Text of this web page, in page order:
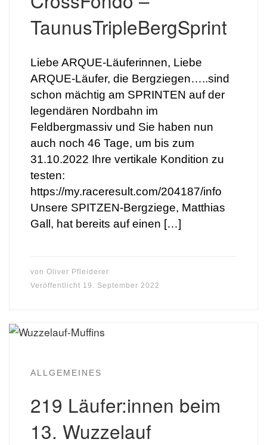
TaunusTripleBergSprint
Liebe ARQUE-Läuferinnen, Liebe
ARQUE-Läufer, die Bergziegen…..sind
schon mächtig am SPRINTEN auf der
legendären Nordbahn im
Feldbergmassiv und Sie haben nun
auch noch 46 Tage, um bis zum
31.10.2022 Ihre vertikale Kondition zu
testen:
https://my.raceresult.com/204187/info
Unsere SPITZEN-Bergziege, Matthias
Gall, hat bereits auf einen […]
von Oliver Pfleiderer
Veröffentlicht 19. September 2022
ALLGEMEINES
219 Läufer:innen beim
13. Wuzzelauf